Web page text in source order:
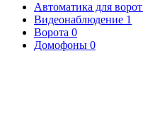
Автоматика для ворот
Видеонаблюдение 1
Ворота 0
Домофоны 0